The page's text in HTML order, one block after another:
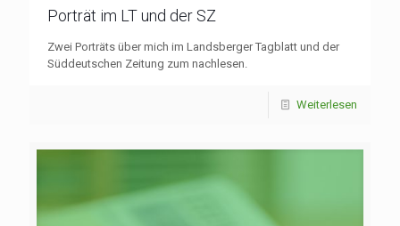
Porträt im LT und der SZ
Zwei Porträts über mich im Landsberger Tagblatt und der
Süddeutschen Zeitung zum nachlesen.
Weiterlesen